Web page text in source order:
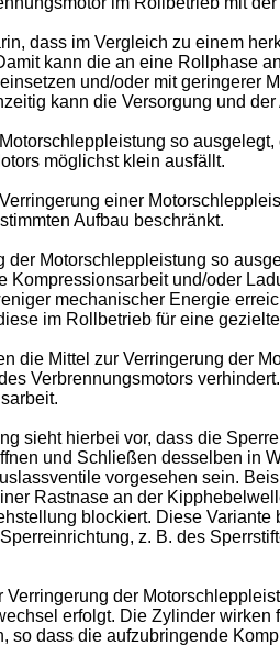
dass im Vergleich zu einem
kann die an eine Rollphase
und/oder mit geringerer
kann die Versorgung und
so
möglichst klein ausfällt.
einer
Aufbau beschränkt.
Motorschleppleistung so
Kompressionsarbeit und/oder
mechanischer Energie
im Rollbetrieb für eine
die Mittel zur Verringerung der
Verbrennungsmotors
sieht hierbei vor, dass die
und Schließen desselben in
vorgesehen sein.
Rastnase an der
blockiert. Diese
z. B. des
der
erfolgt. Die Zylinder
dass die aufzubringende